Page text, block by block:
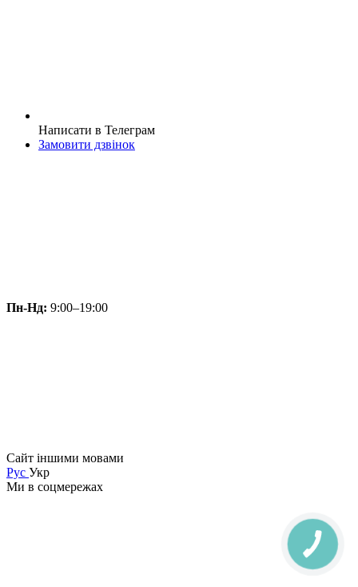
Написати в Телеграм
Замовити дзвінок
Пн-Нд: 9:00–19:00
Сайт іншими мовами
Рус Укр
Ми в соцмережах